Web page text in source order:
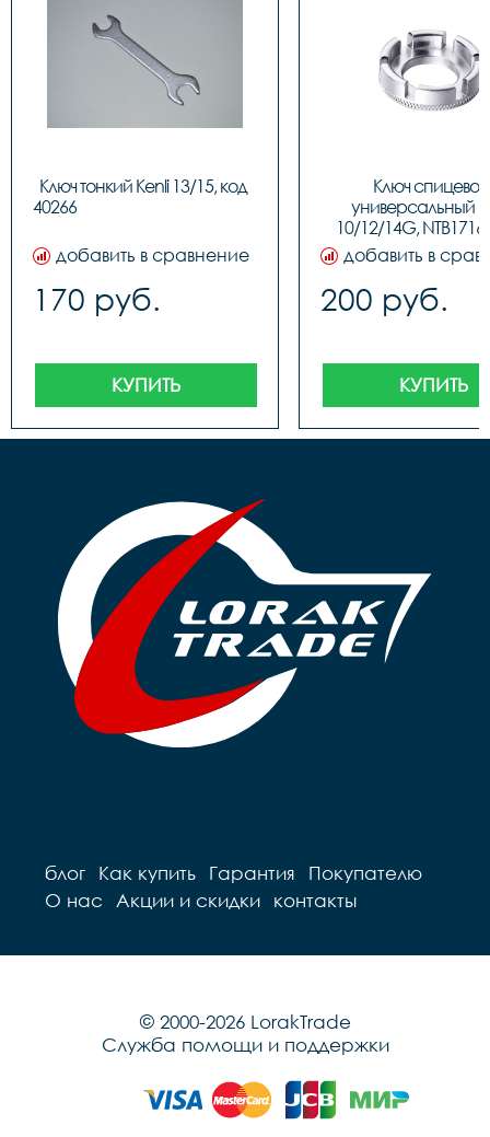
Ключ тонкий Kenli 13/15, код
добавить в сравнение
170 руб.
КУПИТЬ
Ключ спицевой
универсальный
10/12/14G,
10205
добавить в
200 руб.
КУПИТЬ
блог Как купить Гарантия
Покупателю
О нас
Акции и скидки контакты
© 2000-2026 LorakTrade
Служба помощи и поддержки